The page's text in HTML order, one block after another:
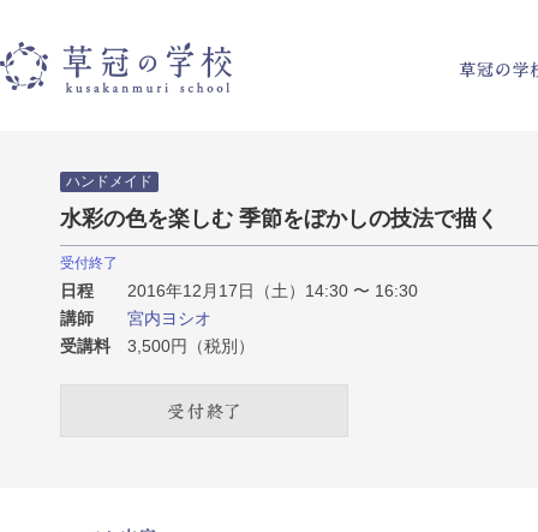
ハンドメイド
水彩の色を楽しむ 季節をぼかしの技法で描く
受付終了
日程
2016年12月17日（土）14:30 〜 16:30
講師
宮内ヨシオ
受講料
3,500円（税別）